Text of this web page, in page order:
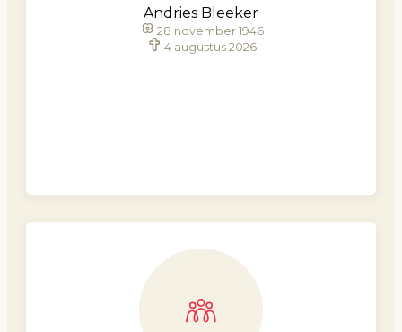
Andries Bleeker
28 november 1946
4 augustus 2026